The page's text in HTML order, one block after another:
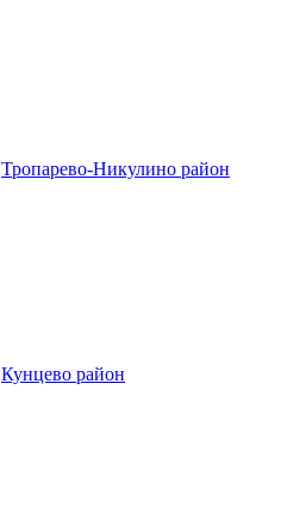
Тропарево-Никулино район
Кунцево район